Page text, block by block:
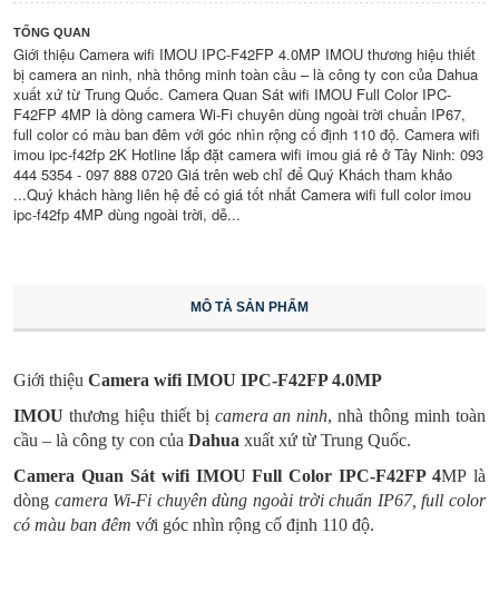
TỔNG QUAN
Giới thiệu Camera wifi IMOU IPC-F42FP 4.0MP IMOU thương hiệu thiết
bị camera an ninh, nhà thông minh toàn cầu – là công ty con của Dahua
xuất xứ từ Trung Quốc. Camera Quan Sát wifi IMOU Full Color IPC-
F42FP 4MP là dòng camera Wi-Fi chuyên dùng ngoài trời chuẩn IP67,
full color có màu ban đêm với góc nhìn rộng cố định 110 độ. Camera wifi
imou ipc-f42fp 2K Hotline lắp đặt camera wifi imou giá rẻ ở Tây Ninh: 093
444 5354 - 097 888 0720 Giá trên web chỉ để Quý Khách tham khảo
...Quý khách hàng liên hệ để có giá tốt nhất Camera wifi full color imou
ipc-f42fp 4MP dùng ngoài trời, dễ...
MÔ TẢ SẢN PHẨM
Giới thiệu Camera wifi IMOU IPC-F42FP 4.0MP
IMOU thương hiệu thiết bị camera an ninh, nhà thông minh toàn
cầu – là công ty con của Dahua xuất xứ từ Trung Quốc.
Camera Quan Sát wifi IMOU Full Color IPC-F42FP 4MP là
dòng camera Wi-Fi chuyên dùng ngoài trời chuẩn IP67, full color
có màu ban đêm với góc nhìn rộng cố định 110 độ.